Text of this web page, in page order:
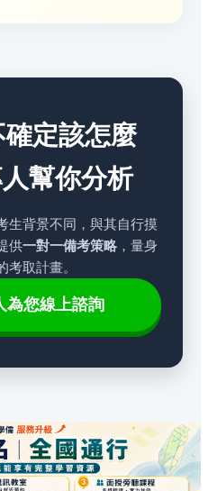
定該怎麼
幫你分析
生背景不同，與其自行摸
供一對一備考策略，量身
考取計畫。
為您線上諮詢